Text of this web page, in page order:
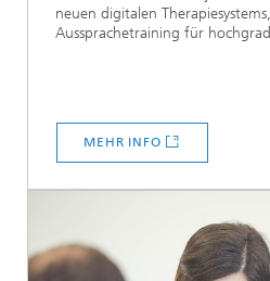
neuen digitalen
Aussprachetraining für
MEHR INFO